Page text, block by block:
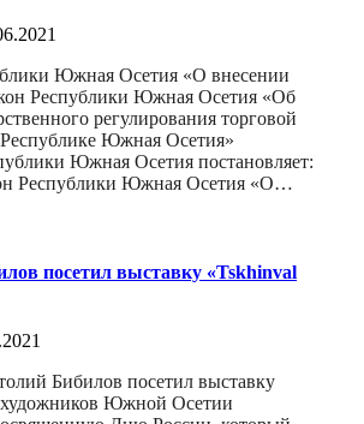
Южная Осетия «О внесении
Республики Южная Осетия «Об
регулирования торговой
Республике Южная Осетия»
Южная Осетия постановляет:
Республики Южная Осетия «О…
посетил выставку «Tskhinval
Бибилов посетил выставку
Южной Осетии